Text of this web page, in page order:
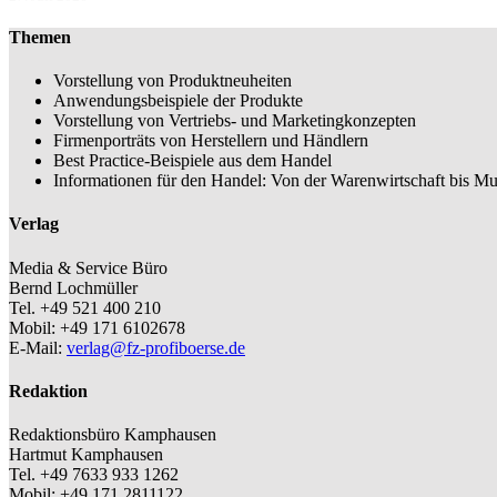
Themen
Vorstellung von Produktneuheiten
Anwendungsbeispiele der Produkte
Vorstellung von Vertriebs- und Marketingkonzepten
Firmenporträts von Herstellern und Händlern
Best Practice-Beispiele aus dem Handel
Informationen für den Handel: Von der Warenwirtschaft bis
Verlag
Media & Service Büro
Bernd Lochmüller
Tel. +49 521 400 210
Mobil: +49 171 6102678
E-Mail: verlag@fz-profiboerse.de
Redaktion
Redaktionsbüro Kamphausen
Hartmut Kamphausen
Tel. +49 7633 933 1262